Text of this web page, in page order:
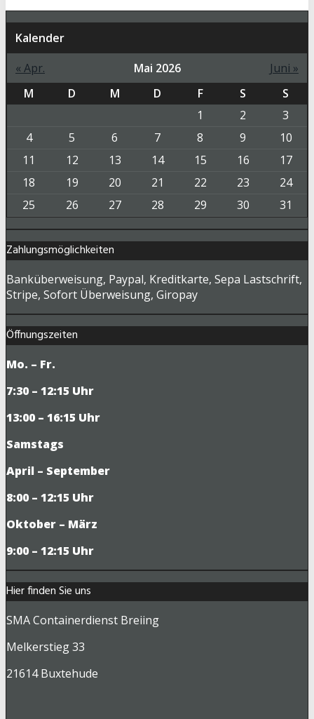
Kalender
« Apr.
Mai 2026
Juni »
M
D M D F S
S
1
2
3
4
5 6 7 8 9
10
11
12 13 14 15 16
17
18
19 20 21 22 23
24
25
26 27 28 29 30 31
Zahlungsmöglichkeiten
Banküberweisung, Paypal, Kreditkarte, Sepa Lastschrift,
Stripe, Sofort Überweisung, Giropay
Öffnungszeiten
Mo. – Fr.
7:30 – 12:15 Uhr
13:00 – 16:15 Uhr
Samstags
April – September
8:00 – 12:15 Uhr
Oktober – März
9:00 – 12:15 Uhr
Hier finden Sie uns
SMA Containerdienst Breiing
Melkerstieg 33
21614 Buxtehude